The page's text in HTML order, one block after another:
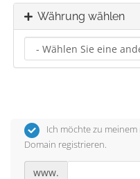
Währung wählen
Ich möchte zu
Domain registrieren.
www.